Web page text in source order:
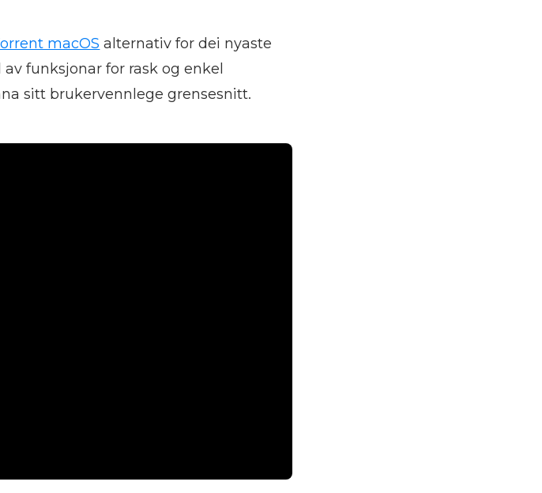
macOS alternativ for dei nyaste
funksjonar for rask og enkel
sitt brukervennlege grensesnitt.